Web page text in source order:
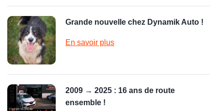
Grande nouvelle chez Dynamik Auto !
En savoir plus
2009 → 2025 : 16 ans de route
ensemble !